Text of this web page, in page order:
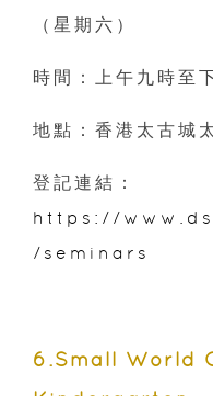
（星期六）
時間：上午九時至
地點：香港太古城
登記連結：
https://
/seminars
6.Small World